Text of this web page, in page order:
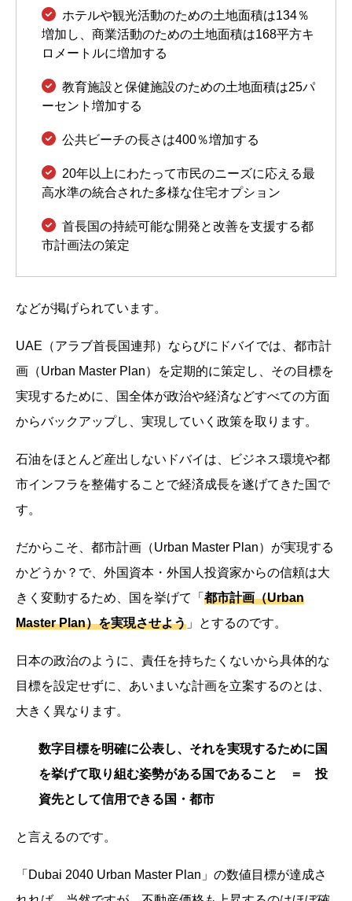
ホテルや観光活動のための土地面積は134％
増加し、商業活動のための土地面積は168平方キ
ロメートルに増加する
教育施設と保健施設のための土地面積は25パ
ーセント増加する
公共ビーチの長さは400％増加する
20年以上にわたって市民のニーズに応える最
高水準の統合された多様な住宅オプション
首長国の持続可能な開発と改善を支援する都
市計画法の策定
などが掲げられています。
UAE（アラブ首長国連邦）ならびにドバイでは、都市計
画（Urban Master Plan）を定期的に策定し、その目標を
実現するために、国全体が政治や経済などすべての方面
からバックアップし、実現していく政策を取ります。
石油をほとんど産出しないドバイは、ビジネス環境や都
市インフラを整備することで経済成長を遂げてきた国で
す。
だからこそ、都市計画（Urban Master Plan）が実現する
かどうか？で、外国資本・外国人投資家からの信頼は大
きく変動するため、国を挙げて「 都市計画（Urban
Master Plan）を実現させよう 」とするのです。
日本の政治のように、責任を持ちたくないから具体的な
目標を設定せずに、あいまいな計画を立案するのとは、
大きく異なります。
数字目標を明確に公表し、それを実現するために国
を挙げて取り組む姿勢がある国であること ＝ 投
資先として信用できる国・都市
と言えるのです。
「Dubai 2040 Urban Master Plan」の数値目標が達成さ